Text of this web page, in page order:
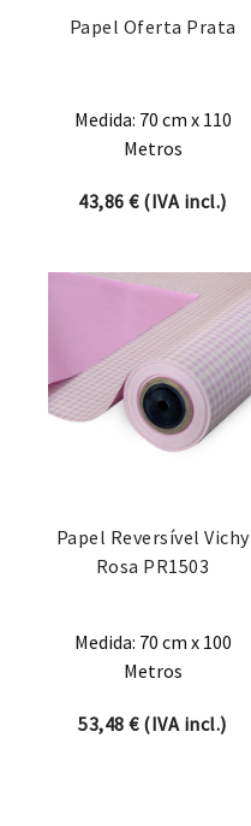
Papel Oferta Prata
Medida: 70 cm x 110
Metros
43,86€(IVA incl.)
Papel Reversível Vichy
Rosa PR1503
Medida: 70 cm x 100
Metros
53,48€(IVA incl.)